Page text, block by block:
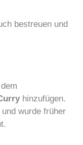
bestreuen und
hinzufügen.
wurde früher